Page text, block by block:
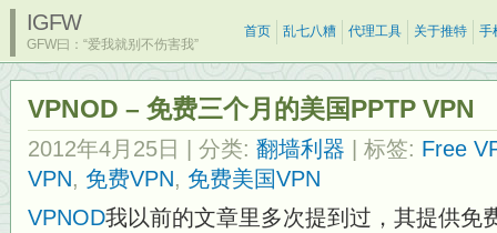
IGFW
GFW曰：“爱我就别不伤害我”
首页 乱七八糟 代理工具 关于推特 手
VPNOD – 免费三个月的美国PPTP VPN
2012年4月25日 | 分类: 翻墙利器 | 标签: Free
VPN, 免费VPN, 免费美国VPN
VPNOD我以前的文章里多次提到过，其提供免